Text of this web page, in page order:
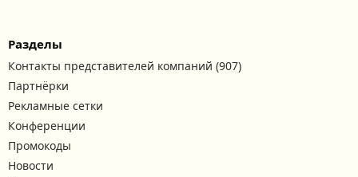
Разделы
Контакты представителей компаний (907)
Партнёрки
Рекламные сетки
Конференции
Промокоды
Новости